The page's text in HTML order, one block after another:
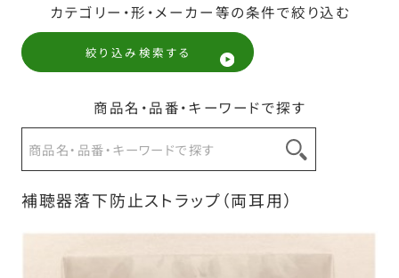
採用情報
カテゴリー・形・メーカー等の条件で絞り込む
絞り込み検索する
商品名・品番・キーワードで探す
補聴器落下防止ストラップ（両耳用）